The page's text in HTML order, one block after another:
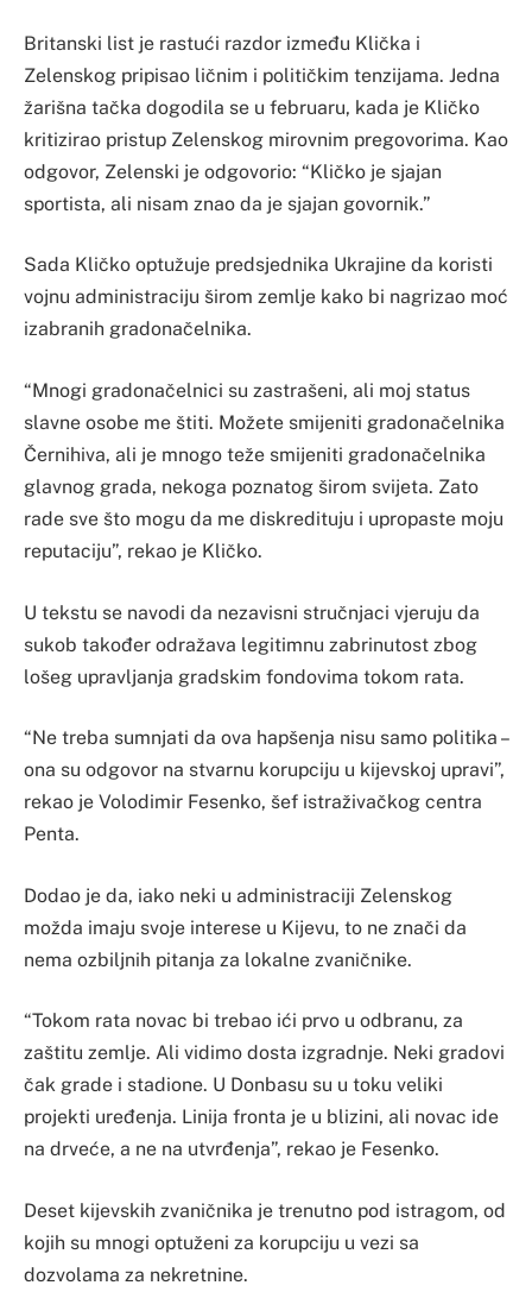
Britanski list je rastući razdor između Klička i
Zelenskog pripisao ličnim i političkim tenzijama. Jedna
žarišna tačka dogodila se u februaru, kada je Kličko
kritizirao pristup Zelenskog mirovnim pregovorima. Kao
odgovor, Zelenski je odgovorio: “Kličko je sjajan
sportista, ali nisam znao da je sjajan govornik.”
Sada Kličko optužuje predsjednika Ukrajine da koristi
vojnu administraciju širom zemlje kako bi nagrizao moć
izabranih gradonačelnika.
“Mnogi gradonačelnici su zastrašeni, ali moj status
slavne osobe me štiti. Možete smijeniti gradonačelnika
Černihiva, ali je mnogo teže smijeniti gradonačelnika
glavnog grada, nekoga poznatog širom svijeta. Zato
rade sve što mogu da me diskredituju i upropaste moju
reputaciju”, rekao je Kličko.
U tekstu se navodi da nezavisni stručnjaci vjeruju da
sukob također odražava legitimnu zabrinutost zbog
lošeg upravljanja gradskim fondovima tokom rata.
“Ne treba sumnjati da ova hapšenja nisu samo politika –
ona su odgovor na stvarnu korupciju u kijevskoj upravi”,
rekao je Volodimir Fesenko, šef istraživačkog centra
Penta.
Dodao je da, iako neki u administraciji Zelenskog
možda imaju svoje interese u Kijevu, to ne znači da
nema ozbiljnih pitanja za lokalne zvaničnike.
“Tokom rata novac bi trebao ići prvo u odbranu, za
zaštitu zemlje. Ali vidimo dosta izgradnje. Neki gradovi
čak grade i stadione. U Donbasu su u toku veliki
projekti uređenja. Linija fronta je u blizini, ali novac ide
na drveće, a ne na utvrđenja”, rekao je Fesenko.
Deset kijevskih zvaničnika je trenutno pod istragom, od
kojih su mnogi optuženi za korupciju u vezi sa
dozvolama za nekretnine.